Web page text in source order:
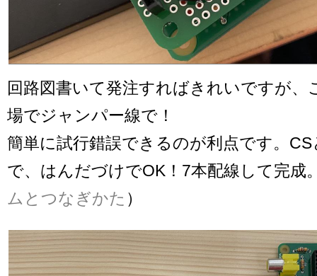
回路図書いて発注すればきれいですが、
場でジャンパー線で！
簡単に試行錯誤できるのが利点です。
で、はんだづけでOK！7本配線して完成
ムとつなぎかた ）